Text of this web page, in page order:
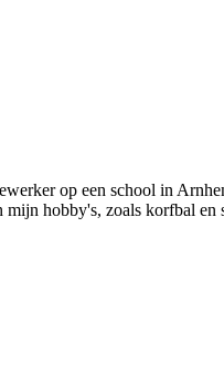
op een school in
hobby's, zoals korfbal